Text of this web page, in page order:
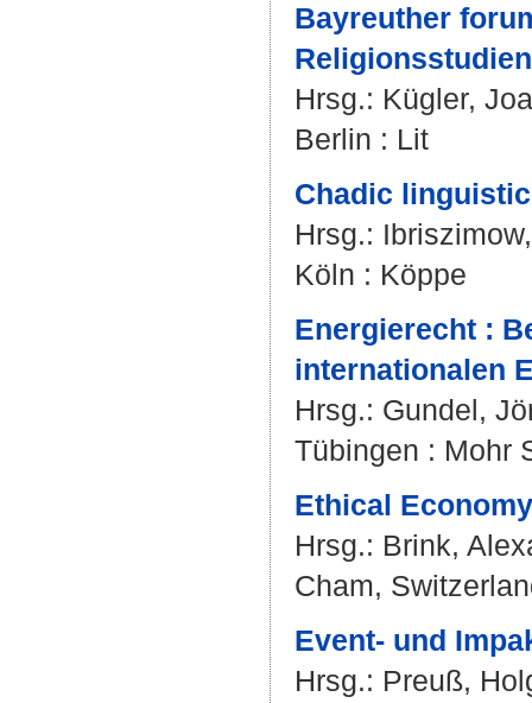
Bayreuther
Hrsg.: Kügler,
Berlin : Lit
Chadic
Hrsg.:
Köln : Köppe
Energierecht :
internationalen
Hrsg.: Gundel,
Tübingen : Mohr
Ethical
Hrsg.: Brink,
Cham,
Event- und
Hrsg.: Preuß,